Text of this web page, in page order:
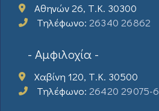
Αθηνών 26, Τ.Κ. 30300
Τηλέφωνο: 26340 26862
- Αμφιλοχία -
Χαβίνη 120, Τ.Κ. 30500
Τηλέφωνο: 26420 29075-6